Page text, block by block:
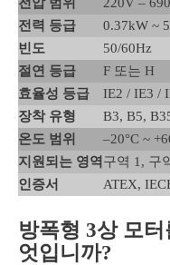
전력 등급
0.37kW ~
빈도
50/60Hz
절연 등급
F 또는 H
효율성 등급
IE2 / IE3 /
장착 유형
B3, B5,
온도 범위
–20°C ~
지원되는 영역 구역 1, 구
인증서
ATEX,
방폭형 3상 모
엇입니까?